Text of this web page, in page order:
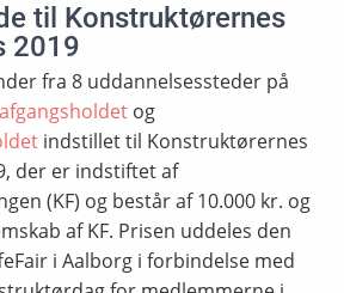
til Konstruktørernes
2019
fra 8 uddannelsessteder på
og
indstillet til Konstruktørernes
der er indstiftet af
(KF) og består af 10.000 kr. og
af KF. Prisen uddeles den
i Aalborg i forbindelse med